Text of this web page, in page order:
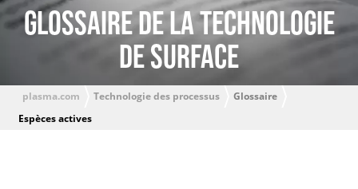
GLOSSAIRE DE LA TECHNOLOGIE
DE SURFACE
plasma.com Technologie des processus
Glossaire
Espèces actives